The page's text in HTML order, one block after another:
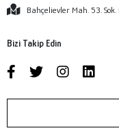
Bahçelievler Mah. 53.
Bizi Takip Edin